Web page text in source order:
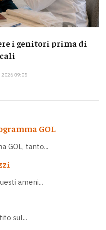
i genitori prima di
2026 09:05
GOL
GOL, tanto...
ameni...
sul...